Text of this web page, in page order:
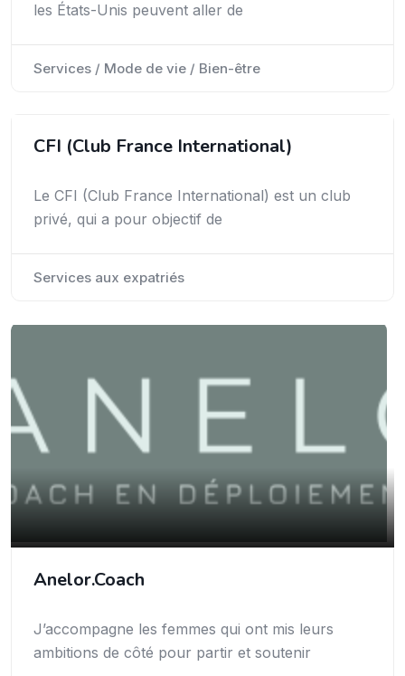
les États-Unis peuvent aller de
Services / Mode de vie / Bien-être
CFI (Club France International)
Le CFI (Club France International) est un club
privé, qui a pour objectif de
Services aux expatriés
Anelor.Coach
J’accompagne les femmes qui ont mis leurs
ambitions de côté pour partir et soutenir